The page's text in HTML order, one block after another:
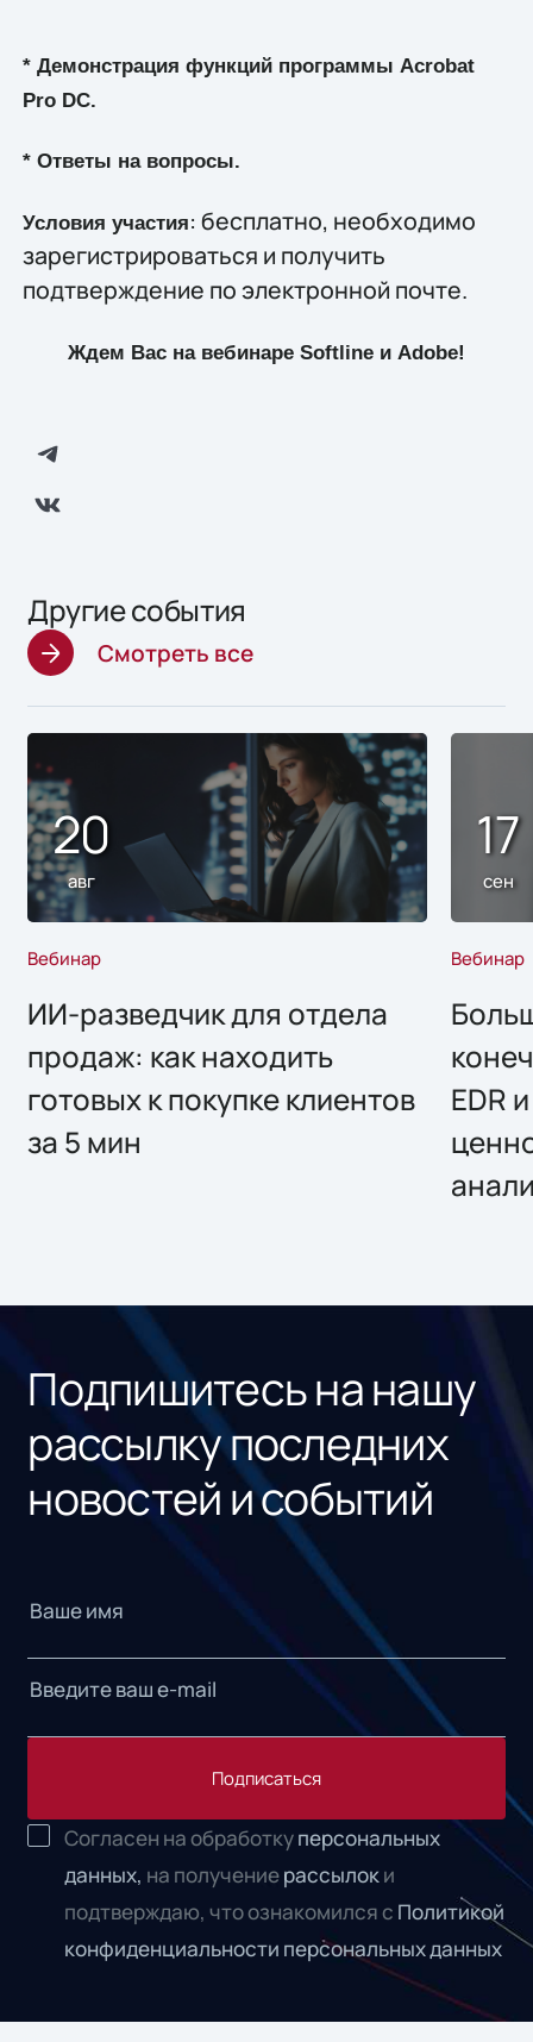
* Демонстрация функций программы Acrobat
Pro DC.
* Ответы на вопросы.
Условия участия: бесплатно, необходимо
зарегистрироваться и получить
подтверждение по электронной почте.
Ждем Вас на вебинаре Softline и Adobe!
Другие события
Смотреть все
20
авг
Вебинар
ИИ-разведчик для отдела
продаж: как находить
готовых к покупке клиентов
за 5 мин
17
сен
Вебинар
EDR
Подпишитесь на нашу
рассылку последних
новостей и событий
Подписаться
Согласен на обработкуперсональных
данных, на получениерассылоки
подтверждаю, что ознакомился с Политикой
конфиденциальности персональных данных